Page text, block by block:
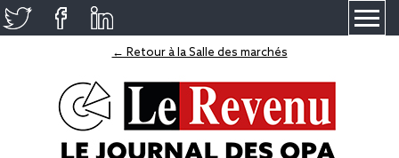
← Retour à la Salle des marchés